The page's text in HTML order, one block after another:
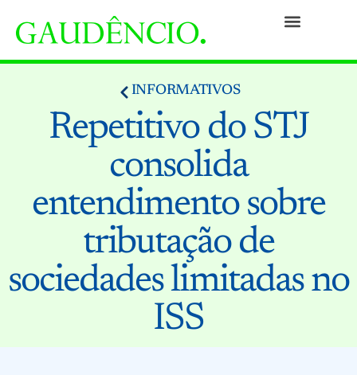
INFORMATIVOS
Repetitivo do STJ
consolida
entendimento sobre
tributação de
sociedades limitadas no
ISS